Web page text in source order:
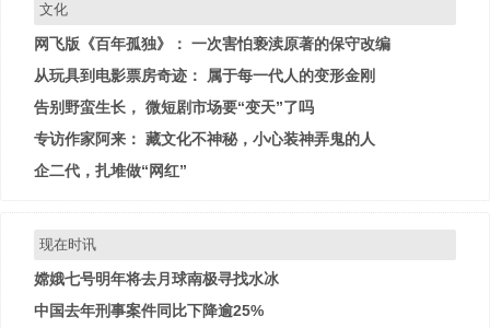
文化
网飞版《百年孤独》： 一次害怕亵渎原著的保守改编
从玩具到电影票房奇迹： 属于每一代人的变形金刚
告别野蛮生长， 微短剧市场要“变天”了吗
专访作家阿来： 藏文化不神秘，小心装神弄鬼的人
企二代，扎堆做“网红”
现在时讯
嫦娥七号明年将去月球南极寻找水冰
中国去年刑事案件同比下降逾25%